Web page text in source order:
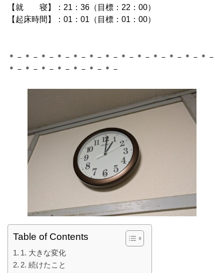
【就 寝】：21：36（目標：22：00）
【起床時間】：01：01（目標：01：00）
＊－＊－＊－＊－＊－＊－＊－＊－＊－＊－＊－＊－＊－
＊－＊－＊－＊－＊－＊－＊－
Table of Contents
1. 大きな変化
2. 続けたこと